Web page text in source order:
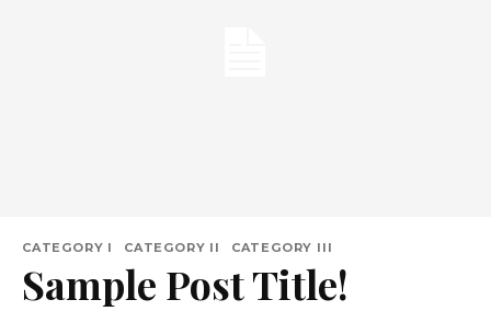
CATEGORY I CATEGORY II CATEGORY III
Sample Post Title!